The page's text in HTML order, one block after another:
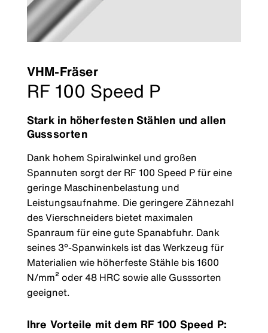
VHM-Fräser
RF 100 Speed P
Stark in höherfesten Stählen und allen
Gusssorten
Dank hohem Spiralwinkel und großen
Spannuten sorgt der RF 100 Speed P für eine
geringe Maschinenbelastung und
Leistungsaufnahme. Die geringere Zähnezahl
des Vierschneiders bietet maximalen
Spanraum für eine gute Spanabfuhr. Dank
seines 3°-Spanwinkels ist das Werkzeug für
Materialien wie höherfeste Stähle bis 1600
N/mm² oder 48 HRC sowie alle Gusssorten
geeignet.
Ihre Vorteile mit dem RF 100 Speed P: